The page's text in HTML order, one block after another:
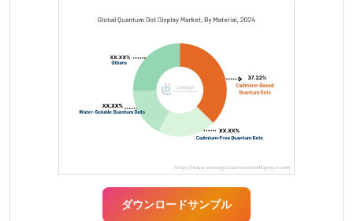
ダウンロードサンプル